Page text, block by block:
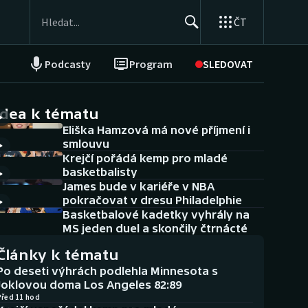
ČT
Podcasty Program SLEDOVAT
NEPŘEHLÉDNĚTE
Historické návraty
Aplikace ČT sport
AZ kvíz
k tématu
Eliška Hamzová má nové příjmení i
smlouvu
Krejčí pořádá kemp pro mladé
basketbalisty
James bude v kariéře v NBA
pokračovat v dresu Philadelphie
Basketbalové kadetky vyhrály na
MS jeden duel a skončily čtrnácté
k tématu
deseti výhrách podlehla Minnesota s
doma Los Angeles 82:89
11 hod